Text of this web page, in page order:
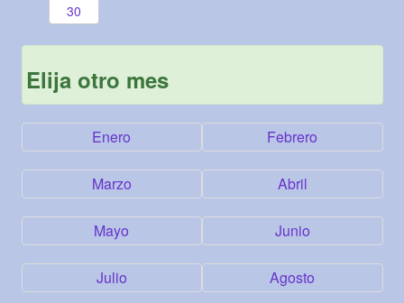
30
Elija otro mes
Enero Febrero
Marzo Abril
Mayo Junio
Julio Agosto